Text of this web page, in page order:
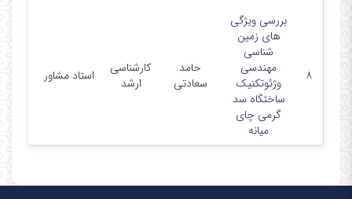
۸
بررسی ویژگی
های زمین
شناسی
مهندسی
وژئوتکنیک
ساختگاه سد
گرمی چای
میانه
حامد
سعادتی
کارشناسی
ارشد
استاد مشاور